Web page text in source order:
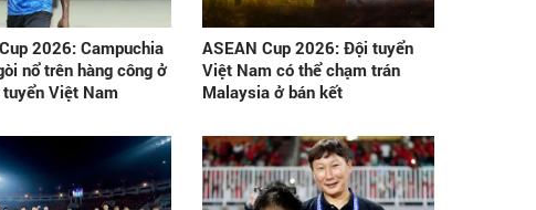
2026: Campuchia
nổ trên hàng công ở
Việt Nam
ASEAN Cup 2026: Đội tuyển
Việt Nam có thể chạm trán
Malaysia ở bán kết